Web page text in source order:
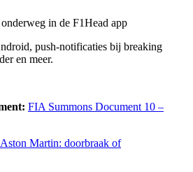
in de F1Head app
push-notificaties bij breaking
en meer.
FIA Summons Document 10 –
Martin: doorbraak of